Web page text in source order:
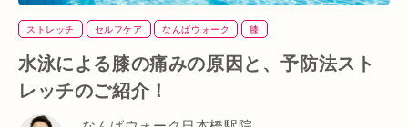
ストレッチ セルフケア なんばウォーク 膝
水泳による膝の痛みの原因と、予防法スト
レッチのご紹介！